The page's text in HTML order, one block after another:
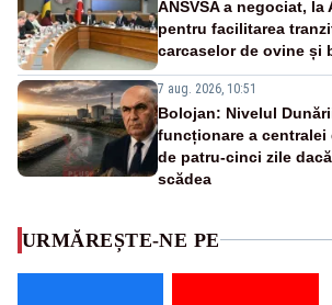
ANSVSA a negociat, la
pentru facilitarea
carcaselor de ovine și
7 aug. 2026, 10:51
Bolojan: Nivelul
funcționare a centralei
de patru-cinci zile
scădea
URMĂREȘTE-NE PE